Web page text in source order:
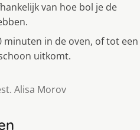
van hoe bol je de
minuten in de oven, of tot een
uitkomt.
Alisa Morov